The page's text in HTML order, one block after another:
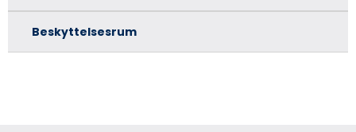
Beskyttelsesrum